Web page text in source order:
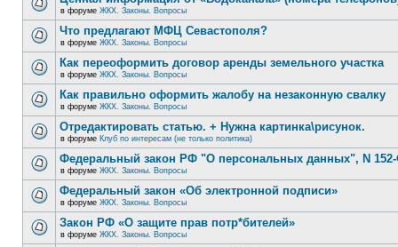
в форуме ЖКХ. Законы. Вопросы
Что предлагают МФЦ Севастополя?
в форуме ЖКХ. Законы. Вопросы
Как переоформить договор аренды земельного участка
в форуме ЖКХ. Законы. Вопросы
Как правильно оформить жалобу на незаконную свалку
в форуме ЖКХ. Законы. Вопросы
Отредактировать статью. + Нужна картинка\рисунок.
в форуме Клуб по интересам (не только политика)
Федеральный закон РФ "О персональных данных", N
в форуме ЖКХ. Законы. Вопросы
Федеральный закон «Об электронной подписи»
в форуме ЖКХ. Законы. Вопросы
Закон РФ «О защите прав потр*бителей»
в форуме ЖКХ. Законы. Вопросы